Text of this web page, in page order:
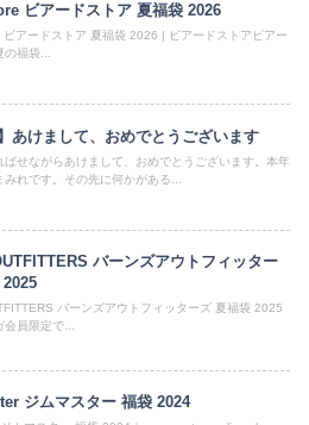
ビアードストア 夏福袋 2026
アードストア 夏福袋 2026 | ビアードストアビアー
福袋...
】あけまして、おめでとうございます
ばせながらあけまして、おめでとうございます。本年
みれです。その先に何かがある...
バーンズアウトフィッター
バーンズアウトフィッターズ 夏福袋 2025
会員限定で...
ジムマスター 福袋 2024